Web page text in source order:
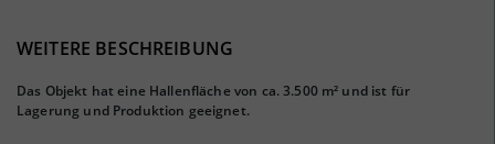
WEITERE BESCHREIBUNG
Das Objekt hat eine Hallenfläche von ca. 3.500 m² und ist für
Lagerung und Produktion geeignet.